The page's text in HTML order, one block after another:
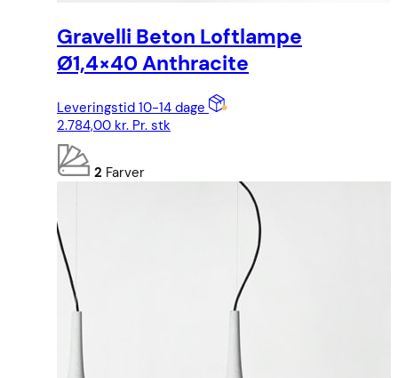
Gravelli Beton Loftlampe
Ø1,4×40 Anthracite
Leveringstid 10-14 dage
2.784,00 kr. Pr. stk
2 Farver